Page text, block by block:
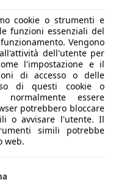
cookie o strumenti e
funzioni essenziali del
Vengono
dell'utente per
l'impostazione e il
di accesso o delle
di questi cookie o
essere
potrebbero bloccare
o avvisare l'utente. Il
simili potrebbe
web.